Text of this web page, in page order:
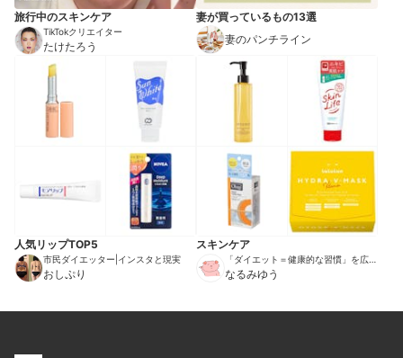
旅行中のスキンケア
TikTokクリエイター
たけたろう
妻が買っているもの13選
妻のパンチライン
人気リップTOP5
市民ダイエッター|インスタと現実
おしぷり
スキンケア
「ダイエット＝健康的な習慣」を広め
る伝道師
なるみゆう